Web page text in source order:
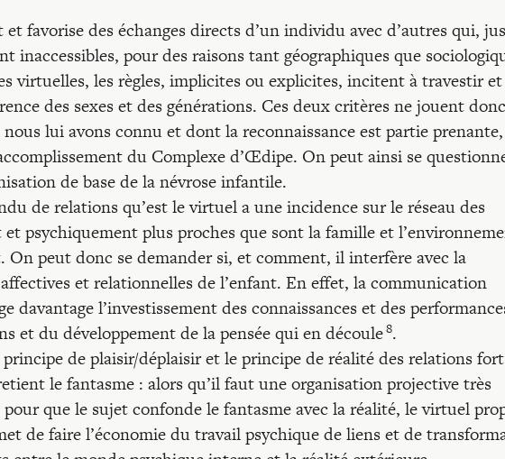
favorise des échanges directs d’un individu avec d’autres qui,
inaccessibles, pour des raisons tant géographiques que
virtuelles, les règles, implicites ou explicites, incitent à travestir
des sexes et des générations. Ces deux critères ne jouent donc
lui avons connu et dont la reconnaissance est partie prenante,
du Complexe d’Œdipe. On peut ainsi se
de base de la névrose infantile.
de relations qu’est le virtuel a une incidence sur le réseau des
psychiquement plus proches que sont la famille et
On peut donc se demander si, et comment, il interfère avec la
et relationnelles de l’enfant. En effet, la communication
davantage l’investissement des connaissances et des
et du développement de la pensée qui en découle8.
de plaisir/déplaisir et le principe de réalité des relations fort
le fantasme : alors qu’il faut une organisation projective très
que le sujet confonde le fantasme avec la réalité, le virtuel
de faire l’économie du travail psychique de liens et de